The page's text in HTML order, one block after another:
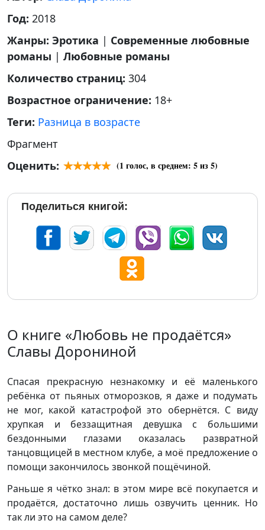
Год: 2018
Жанры: Эротика | Современные любовные
романы | Любовные романы
Количество страниц: 304
Возрастное ограничение: 18+
Теги: Разница в возрасте
Фрагмент
Оценить:
(1 голос, в среднем: 5из 5)
Поделиться книгой:
О книге «Любовь не продаётся»
Славы Дорониной
Спасая прекрасную незнакомку и её маленького
ребёнка от пьяных отморозков, я даже и подумать
не мог, какой катастрофой это обернётся. С виду
хрупкая и беззащитная девушка с большими
бездонными глазами оказалась развратной
танцовщицей в местном клубе, а моё предложение о
помощи закончилось звонкой пощёчиной.
Раньше я чётко знал: в этом мире всё покупается и
продаётся, достаточно лишь озвучить ценник. Но
так ли это на самом деле?